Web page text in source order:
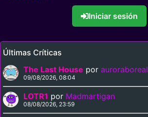
Iniciar sesión
Últimas Críticas
The Last House por auroraboreal
09/08/2026, 08:04
LOTR1 por Madmartigan
08/08/2026, 23:59